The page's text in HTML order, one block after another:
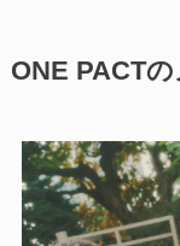
ONE PACT